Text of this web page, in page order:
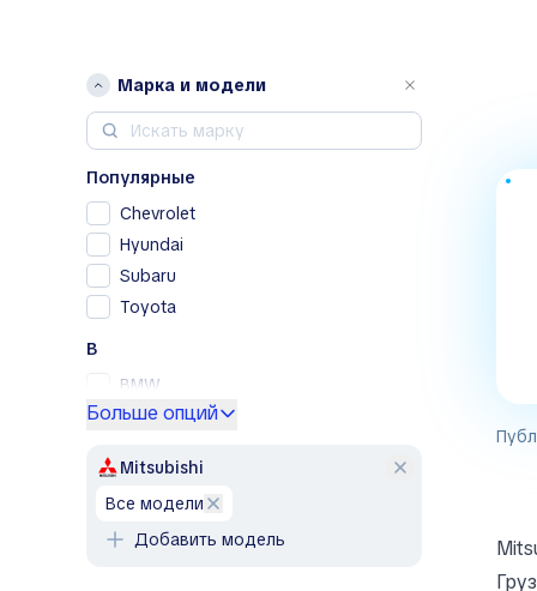
Марка и модели
Популярные
Chevrolet
Hyundai
Subaru
Toyota
B
BMW
Buick
Больше опций
Mitsubishi
все модели
Добавить модель